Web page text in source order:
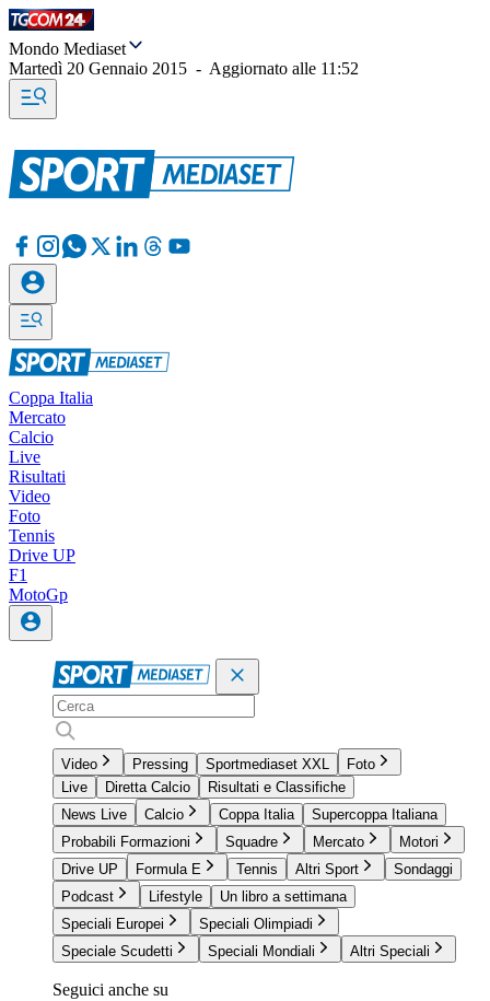
Mondo Mediaset
Martedì 20 Gennaio 2015 - Aggiornato alle 11:52
Coppa Italia
Mercato
Calcio
Live
Risultati
Video
Foto
Tennis
Drive UP
F1
MotoGp
Video Pressing Sportmediaset XXL
Foto
Live
Diretta Calcio
Risultati e Classifiche
News Live
Calcio Coppa Italia
Supercoppa Italiana
Probabili Formazioni
Squadre Mercato
Motori
Drive UP
Formula E Tennis Altri Sport
Sondaggi
Podcast
Lifestyle
Un libro a settimana
Speciali Europei
Speciali Olimpiadi
Speciale Scudetti
Speciali Mondiali Altri Speciali
Seguici anche su